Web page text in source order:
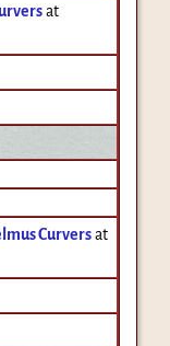
at
Curvers at